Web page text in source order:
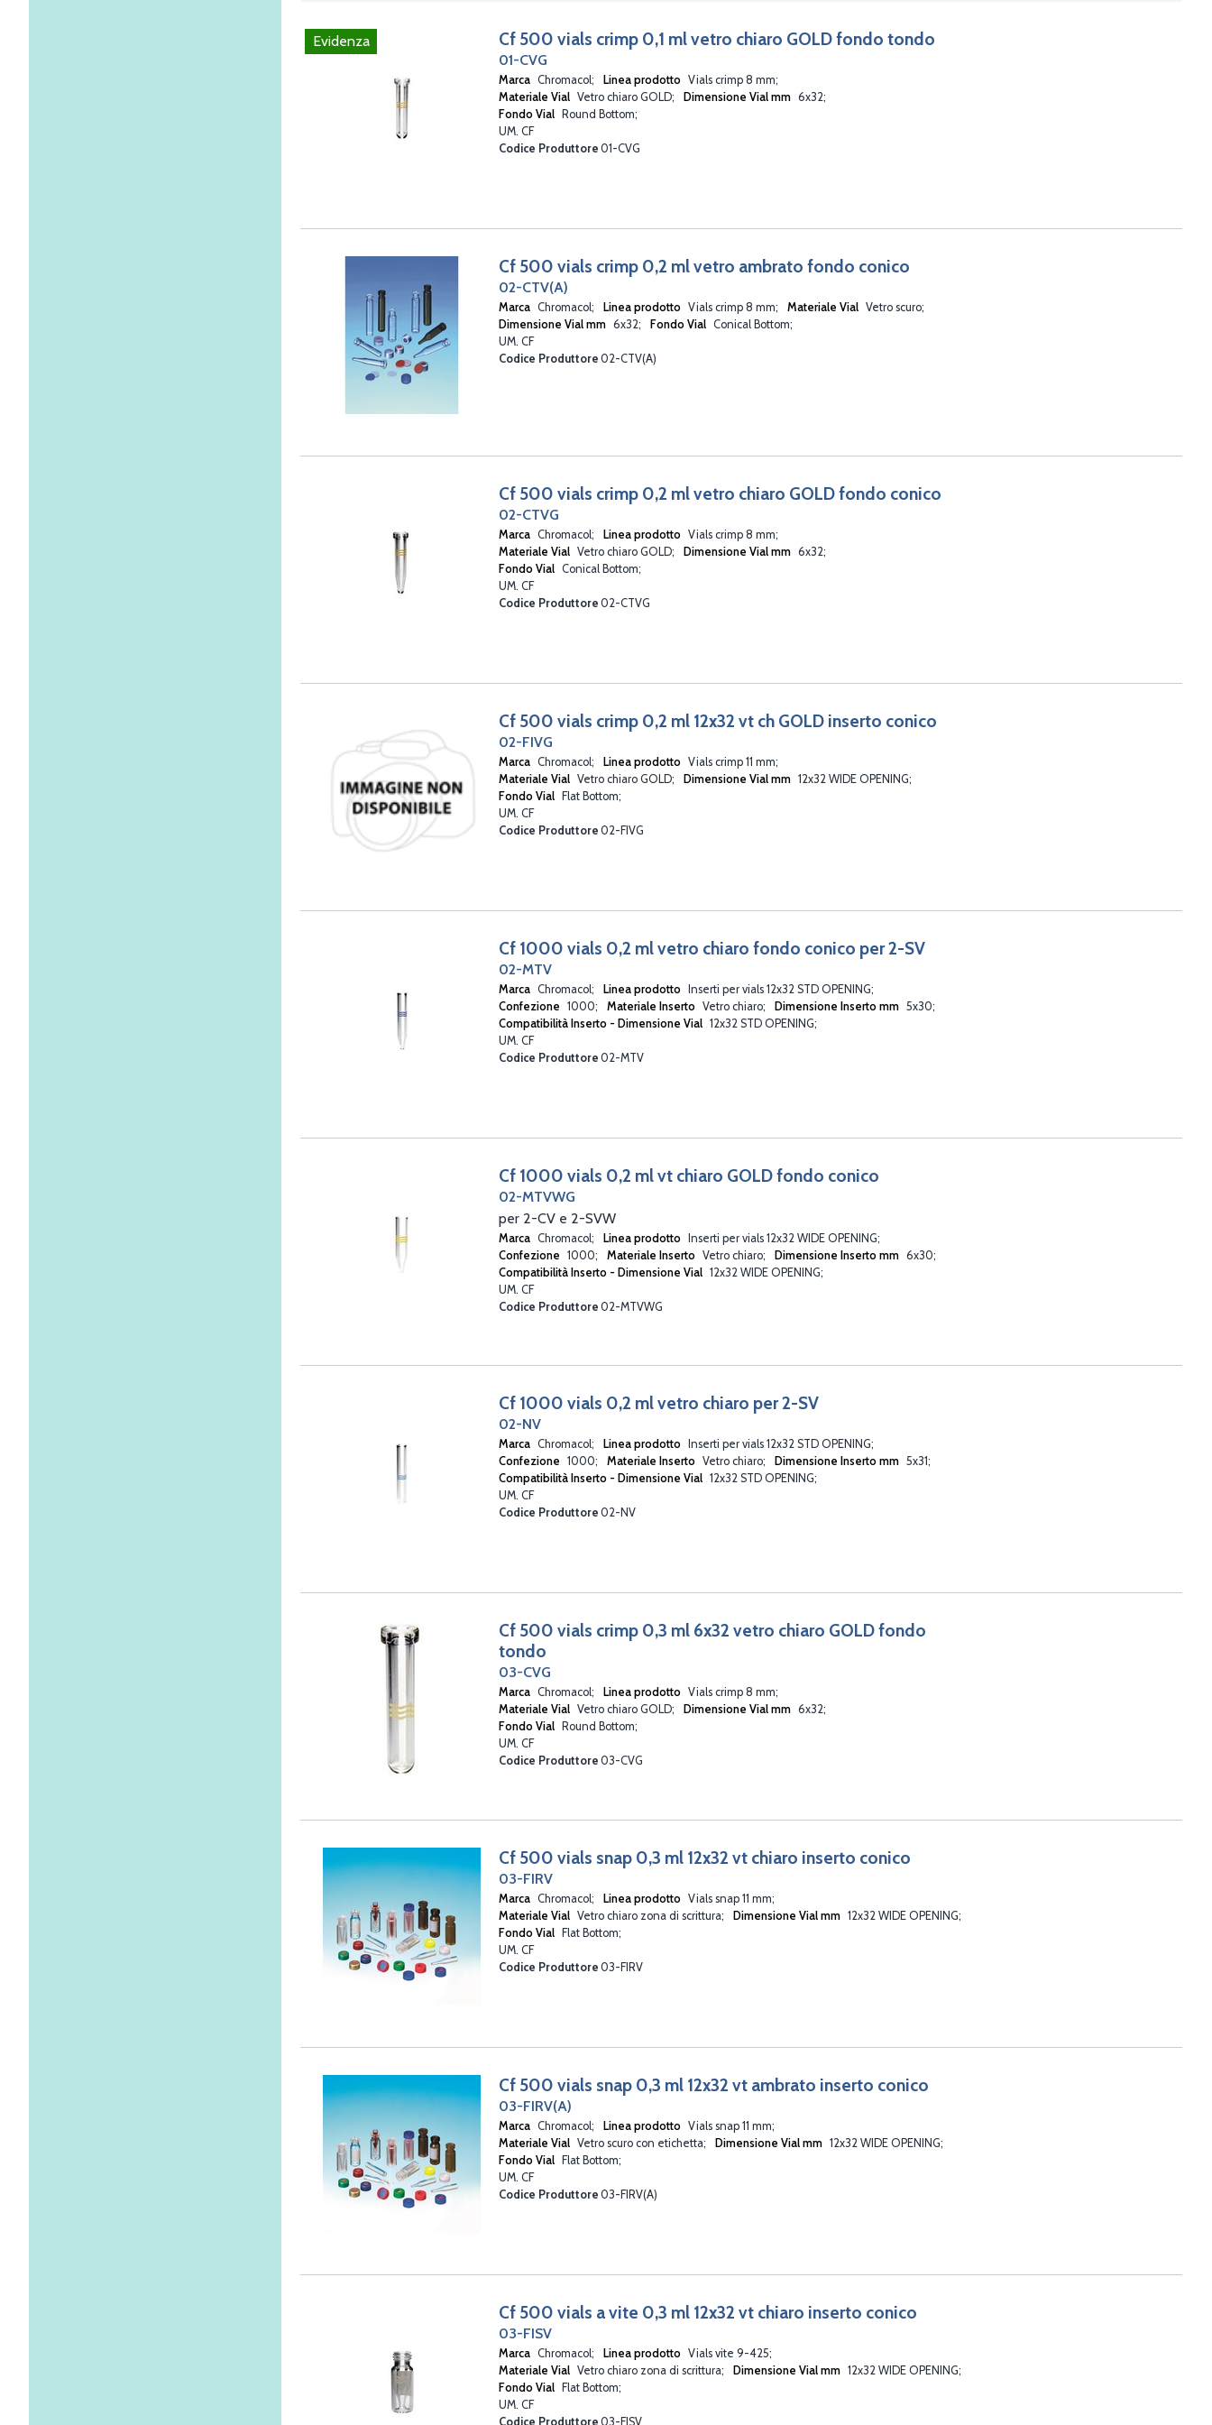
Evidenza Cf 500 vials crimp 0,1 ml vetro chiaro GOLD fondo tondo
01-CVG
Marca Chromacol Linea prodotto Vials crimp 8 mm
Materiale Vial Vetro chiaro GOLD Dimensione Vial mm 6x32
Fondo Vial
Round Bottom
UM. CF
Codice Produttore 01-CVG
Cf 500 vials crimp 0,2 ml vetro ambrato fondo conico
02-CTV(A)
Marca Chromacol Linea prodotto Vials crimp 8 mm Materiale Vial Vetro scuro
Dimensione Vial mm 6x32 Fondo Vial Conical Bottom
UM. CF
Codice Produttore 02-CTV(A)
Cf 500 vials crimp 0,2 ml vetro chiaro GOLD fondo conico
02-CTVG
Marca Chromacol Linea prodotto Vials crimp 8 mm
Materiale Vial Vetro chiaro GOLD Dimensione Vial mm 6x32
Fondo Vial Conical Bottom
UM. CF
Codice Produttore 02-CTVG
Cf 500 vials crimp 0,2 ml 12x32 vt ch GOLD inserto conico
02-FIVG
Marca Chromacol Linea prodotto Vials crimp 11 mm
Materiale Vial Vetro chiaro GOLD Dimensione Vial mm 12x32 WIDE OPENING
Fondo Vial
Flat Bottom
UM. CF
Codice Produttore 02-FIVG
Cf 1000 vials 0,2 ml vetro chiaro fondo conico per 2-SV
02-MTV
Marca Chromacol Linea prodotto
Inserti per vials 12x32 STD OPENING
Confezione 1000 Materiale Inserto Vetro chiaro Dimensione Inserto mm 5x30
Compatibilità Inserto - Dimensione Vial 12x32 STD OPENING
UM. CF
Codice Produttore 02-MTV
Cf 1000 vials 0,2 ml vt chiaro GOLD fondo conico
02-MTVWG
per 2-CV e 2-SVW
Marca Chromacol Linea prodotto
Inserti per vials 12x32 WIDE OPENING
Confezione 1000 Materiale Inserto Vetro chiaro Dimensione Inserto mm 6x30
Compatibilità Inserto - Dimensione Vial 12x32 WIDE OPENING
UM. CF
Codice Produttore 02-MTVWG
Cf 1000 vials 0,2 ml vetro chiaro per 2-SV
02-NV
Marca Chromacol Linea prodotto
Inserti per vials 12x32 STD OPENING
Confezione 1000 Materiale Inserto Vetro chiaro Dimensione Inserto mm 5x31
Compatibilità Inserto - Dimensione Vial 12x32 STD OPENING
UM. CF
Codice Produttore 02-NV
Cf 500 vials crimp 0,3 ml 6x32 vetro chiaro GOLD fondo
tondo
03-CVG
Marca Chromacol Linea prodotto Vials crimp 8 mm
Materiale Vial Vetro chiaro GOLD Dimensione Vial mm 6x32
Fondo Vial
Round Bottom
UM. CF
Codice Produttore 03-CVG
Cf 500 vials snap 0,3 ml 12x32 vt chiaro inserto conico
03-FIRV
Marca Chromacol Linea prodotto Vials snap 11 mm
Materiale Vial Vetro chiaro zona di scrittura Dimensione Vial mm 12x32 WIDE OPENING
Fondo Vial
Flat Bottom
UM. CF
Codice Produttore 03-FIRV
Cf 500 vials snap 0,3 ml 12x32 vt ambrato inserto conico
03-FIRV(A)
Marca Chromacol Linea prodotto Vials snap 11 mm
Materiale Vial Vetro scuro con etichetta Dimensione Vial mm 12x32 WIDE OPENING
Fondo Vial
Flat Bottom
UM. CF
Codice Produttore 03-FIRV(A)
Cf 500 vials a vite 0,3 ml 12x32 vt chiaro inserto conico
03-FISV
Marca Chromacol Linea prodotto Vials vite 9-425
Materiale Vial Vetro chiaro zona di scrittura Dimensione Vial mm 12x32 WIDE OPENING
Fondo Vial
Flat Bottom
UM. CF
Codice Produttore 03-FISV